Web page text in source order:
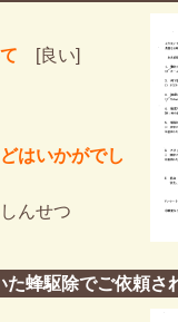
[良い]
はいかがでし
んせつ
た蜂駆除でご依頼さ